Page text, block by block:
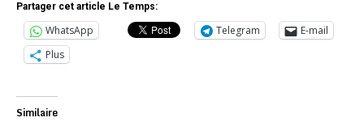
Partager cet article Le Temps:
WhatsApp Telegram
E-mail
Plus
Similaire